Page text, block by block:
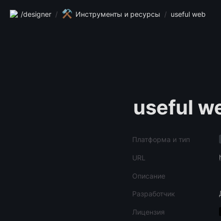
/designer / ⚒️ Инструменты и ресурсы / useful web
useful
Платформа и тип
URL
Описание
Разработчик
Лицензия